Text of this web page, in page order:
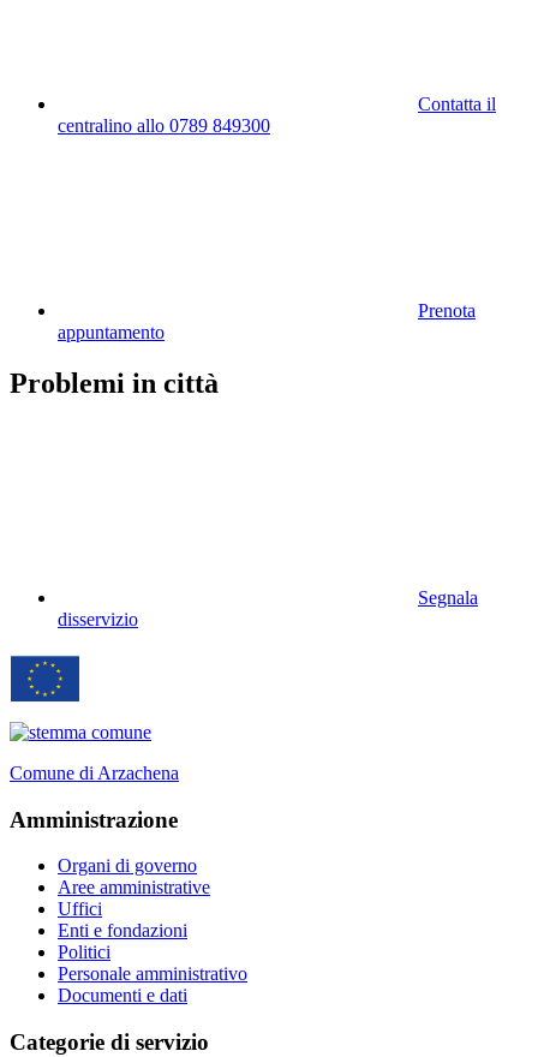
Contatta il
centralino allo 0789 849300
Prenota
appuntamento
Problemi in città
Segnala
disservizio
Comune di Arzachena
Amministrazione
Organi di governo
Aree amministrative
Uffici
Enti e fondazioni
Politici
Personale amministrativo
Documenti e dati
Categorie di servizio